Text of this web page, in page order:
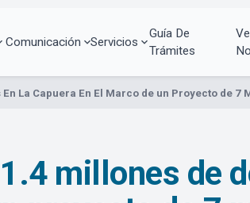
Comunicación Servicios
Guía De
Trámites
La Capuera En El Marco de un Proyecto de 7
millones de